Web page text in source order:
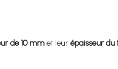
de 10 mmet leur épaisseur du